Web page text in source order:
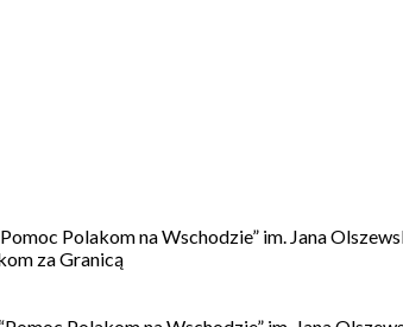
Polakom na Wschodzie” im. Jana
za Granicą